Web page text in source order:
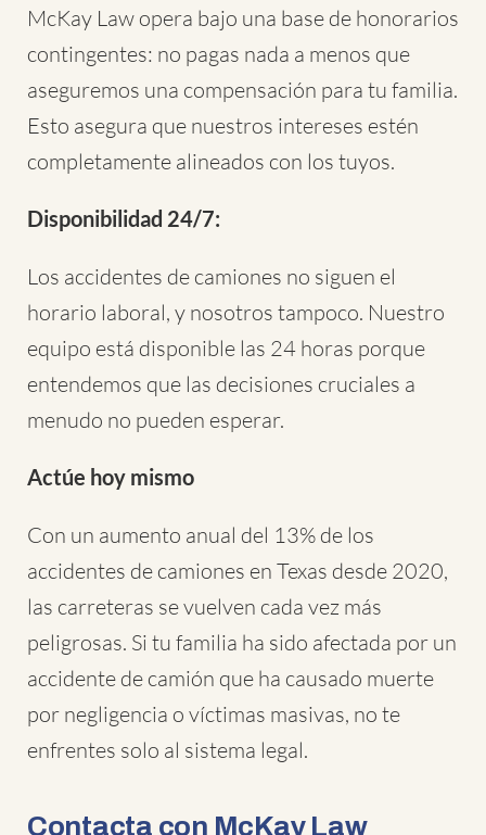
McKay Law opera bajo una base de honorarios
contingentes: no pagas nada a menos que
aseguremos una compensación para tu familia.
Esto asegura que nuestros intereses estén
completamente alineados con los tuyos.
Disponibilidad 24/7:
Los accidentes de camiones no siguen el
horario laboral, y nosotros tampoco. Nuestro
equipo está disponible las 24 horas porque
entendemos que las decisiones cruciales a
menudo no pueden esperar.
Actúe hoy mismo
Con un aumento anual del 13% de los
accidentes de camiones en Texas desde 2020,
las carreteras se vuelven cada vez más
peligrosas. Si tu familia ha sido afectada por un
accidente de camión que ha causado muerte
por negligencia o víctimas masivas, no te
enfrentes solo al sistema legal.
Contacta con McKay Law